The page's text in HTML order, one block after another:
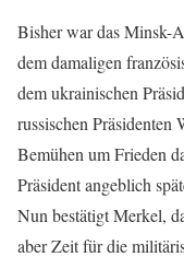
Bisher war das Minsk-
dem damaligen
dem ukrainischen
russischen Präsidenten
Bemühen um Frieden
Präsident angeblich
Nun bestätigt Merkel,
aber Zeit für die